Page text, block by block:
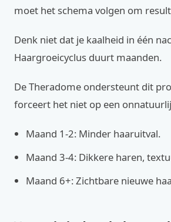
moet het schema volgen om
Denk niet dat je kaalheid in één
Haargroeicyclus duurt maanden.
De Theradome ondersteunt dit
forceert het niet op een
Maand 1-2: Minder haaruitval.
Maand 3-4: Dikkere haren,
Maand 6+: Zichtbare nieuwe